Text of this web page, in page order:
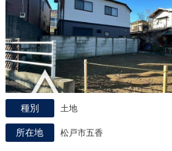
土地
松戸市五香